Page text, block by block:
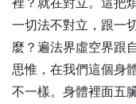
15
愛的教育成
16
懂因果就能
17
念佛的真實
以神聖的
巴多元宗教
裡？就在對立。這把
一切法不對立，跟一
麼？遍法界虛空界跟
思惟，在我們這個身
不一樣。身體裡面五